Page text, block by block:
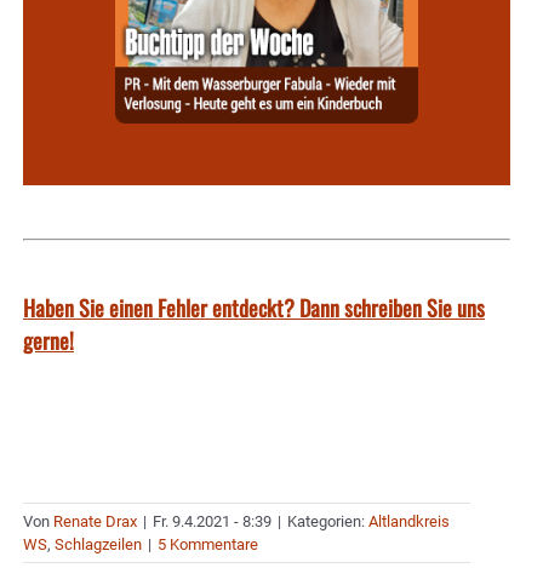
Haben Sie einen Fehler entdeckt? Dann schreiben Sie uns
gerne!
Von Renate Drax | Fr. 9.4.2021 - 8:39 | Kategorien: Altlandkreis
WS, Schlagzeilen | 5 Kommentare